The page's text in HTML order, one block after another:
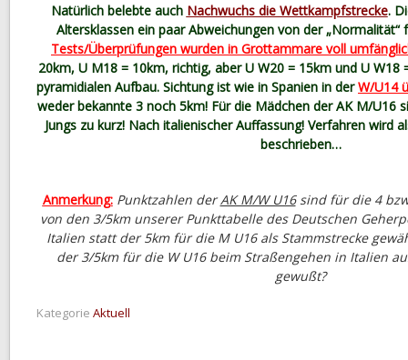
Natürlich belebte auch Nachwuchs die Wettkampfstrecke.
Altersklassen ein paar Abweichungen von der „Normalität“
Tests/Überprüfungen wurden in Grottammare voll
20km, U M18 = 10km, richtig, aber U W20 = 15km und U W18
pyramidialen Aufbau. Sichtung ist wie in Spanien in derW/U14
weder bekannte 3 noch 5km! Für die Mädchen der AK M/U16
Jungs zu kurz! Nach italienischer Auffassung! Verfahren wird
beschrieben…
Anmerkung: Punktzahlen derAK M/W U16sind für die 4
von den 3/5km unserer Punkttabelle des Deutschen
Italien statt der 5km für die M U16 als Stammstrecke
der 3/5km für die W U16 beim Straßengehen in Italien
gewußt?
Kategorie Aktuell